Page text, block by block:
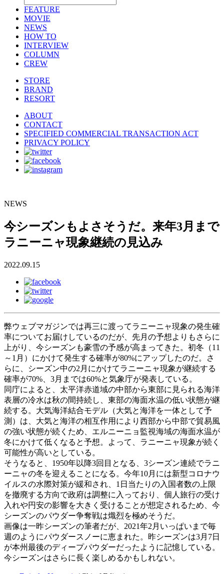
FEATURE
MOVIE
NEWS
HOW TO
INTERVIEW
COLUMN
CREW
STORE
BRAND
RESORT
ABOUT
CONTACT
SPECIFIED COMMERCIAL TRANSACTION ACT
PRIVACY POLICY
NEWS
今シーズンもよさそうだ。来年3月まで
ラニーニャ現象継続の見込み
2022.09.15
弊ウェブマガジンでは再三に渡ってラニーニャ現象の発生確
率についてお届けしているのだが、先月の予想よりもさらに
上がり、今シーズンも豪雪の予感が高まってきた。初冬（11
～1月）にかけて発生する確率が80%にアップしたのだ。さ
らに、シーズン中の2月にかけてラニーニャ現象が継続する
確率が70%、3月までは60%と気象庁が発表している。
同庁によると、太平洋赤道域の中部から東部に見られる海洋
表層の冷水は秋の間持続し、東部の海面水温の低い状態が継
続する。大気海洋結合モデル（大気と海洋を一体として予
測）は、大気と海洋の相互作用により西部から中部で貿易風
の強い状態が続くため、エルニーニョ監視海域の海面水温が
冬にかけて低くなると予想。よって、ラニーニャ現象が続く
可能性が高いとしている。
そうなると、1950年以降3回目となる、3シーズン連続でラニ
ーニャの冬を迎えることになる。今年10月には新型コロナウ
イルスの水際対策が緩和され、1日当たりの入国者数の上限
を撤廃する方向で政府は調整に入っており、個人旅行の受け
入れや円安の影響を大きく受けることが想定されるため、今
シーズンのパウダー争奪戦は熾烈を極めそうだ。
画像は一昨シーズンの筆者だが、2021年2月いっぱいまで毎
週のようにパウダースノーに恵まれた。昨シーズンは3月7日
が本州最後のディープパウダーだったように記憶している。
今シーズンはさらに長く楽しめるかもしれない。